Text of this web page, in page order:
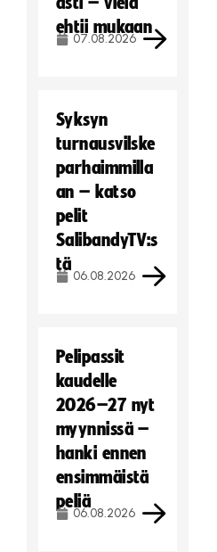
ehtii mukaan
07.08.2026
Syksyn
turnausvilske
parhaimmilla
an – katso
pelit
SalibandyTV:s
tä
06.08.2026
Pelipassit
kaudelle
2026–27 nyt
myynnissä –
hanki ennen
ensimmäistä
peliä
06.08.2026